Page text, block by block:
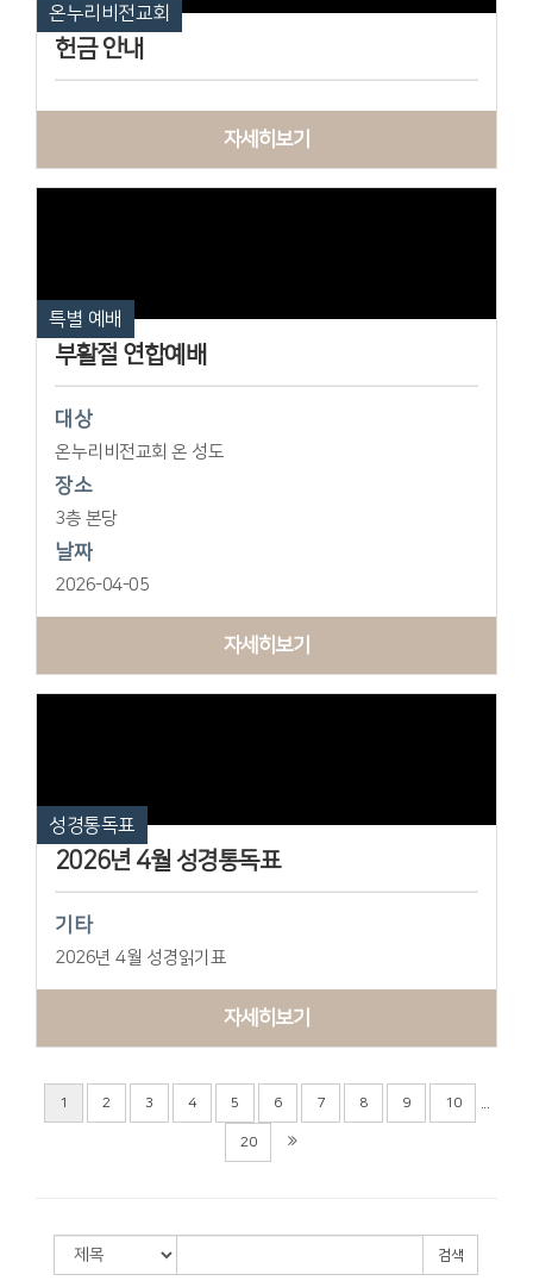
온누리비전교회
헌금 안내
자세히보기
특별 예배
부활절 연합예배
대상
온누리비전교회 온 성도
장소
3층 본당
날짜
2026-04-05
자세히보기
성경통독표
2026년 4월 성경통독표
기타
2026년 4월 성경읽기표
자세히보기
1 2 3 4 5 6 7 8 9 10
20
검색